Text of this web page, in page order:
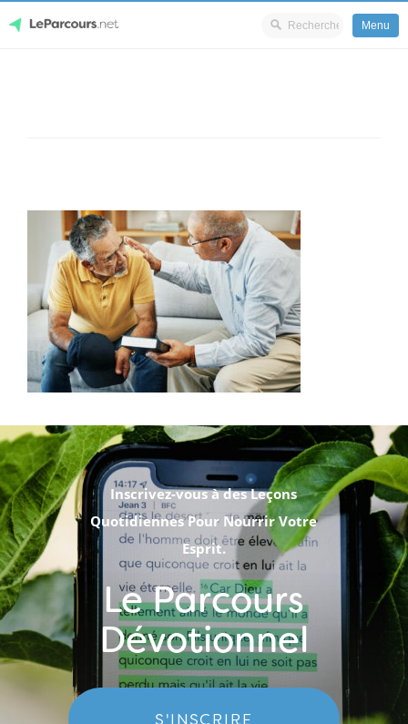
Menu
Inscrivez-vous à des Leçons
Quotidiennes Pour Nourrir Votre
Esprit.
Le Parcours
Dévotionnel
S'INSCRIRE